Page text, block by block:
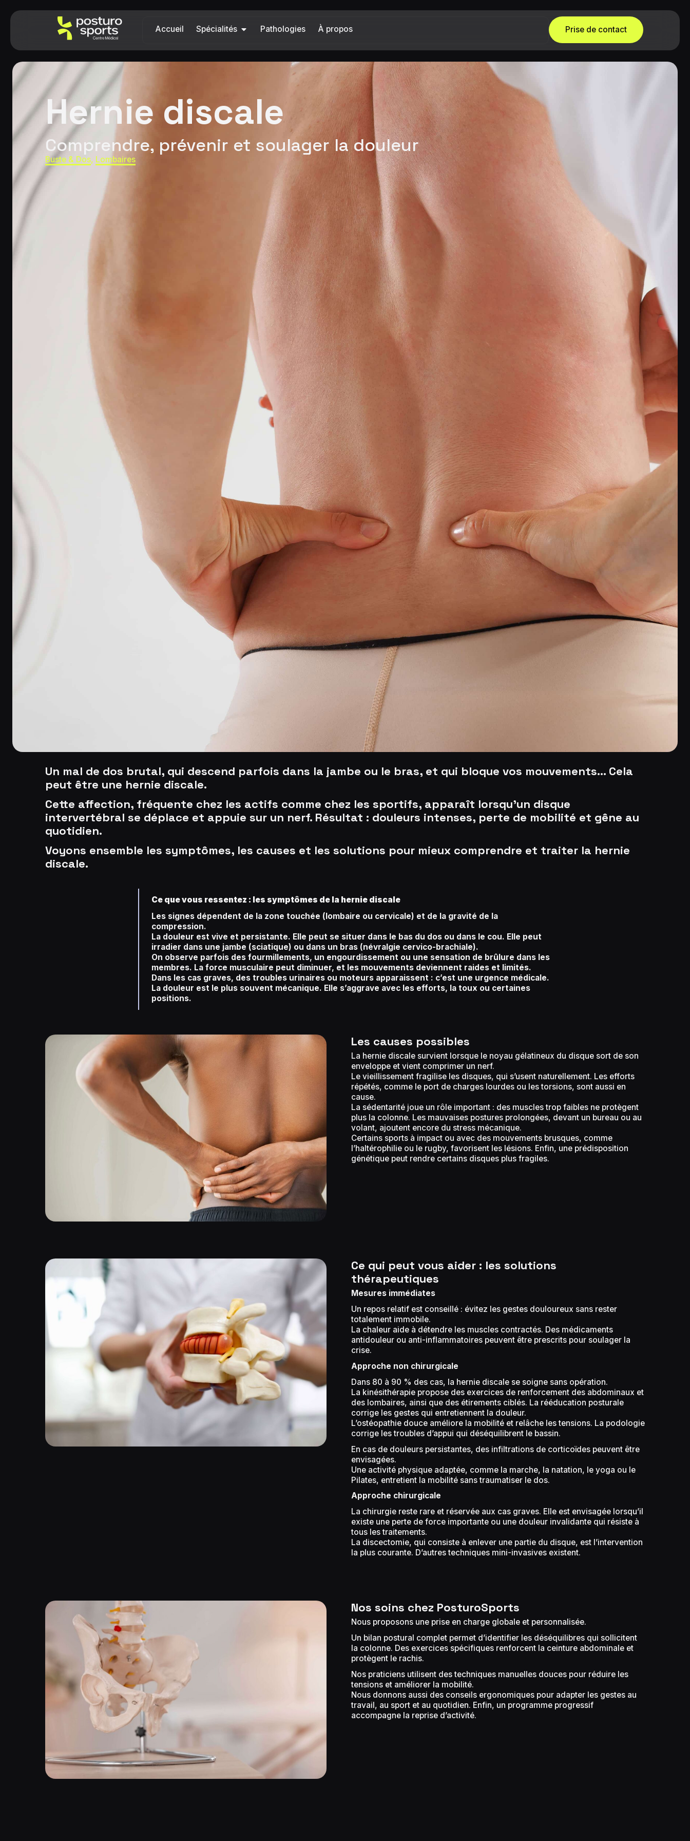
Accueil Spécialités Pathologies À propos Prise de contact
Hernie discale
Comprendre, prévenir et soulager la douleur
Buste & Dos, Lombaires
Un mal de dos brutal, qui descend parfois dans la jambe ou le bras, et qui bloque vos mouvements… Cela
peut être une hernie discale.
Cette affection, fréquente chez les actifs comme chez les sportifs, apparaît lorsqu’un disque
intervertébral se déplace et appuie sur un nerf. Résultat : douleurs intenses, perte de mobilité et gêne au
quotidien.
Voyons ensemble les symptômes, les causes et les solutions pour mieux comprendre et traiter la hernie
discale.
Ce que vous ressentez : les symptômes de la hernie discale
Les signes dépendent de la zone touchée (lombaire ou cervicale) et de la gravité de la
compression.
La douleur est vive et persistante. Elle peut se situer dans le bas du dos ou dans le cou. Elle peut
irradier dans une jambe (sciatique) ou dans un bras (névralgie cervico-brachiale).
On observe parfois des fourmillements, un engourdissement ou une sensation de brûlure dans les
membres. La force musculaire peut diminuer, et les mouvements deviennent raides et limités.
Dans les cas graves, des troubles urinaires ou moteurs apparaissent : c’est une urgence médicale.
La douleur est le plus souvent mécanique. Elle s’aggrave avec les efforts, la toux ou certaines
positions.
Les causes possibles
La hernie discale survient lorsque le noyau gélatineux du disque sort de son
enveloppe et vient comprimer un nerf.
Le vieillissement fragilise les disques, qui s’usent naturellement. Les efforts
répétés, comme le port de charges lourdes ou les torsions, sont aussi en
cause.
La sédentarité joue un rôle important : des muscles trop faibles ne protègent
plus la colonne. Les mauvaises postures prolongées, devant un bureau ou au
volant, ajoutent encore du stress mécanique.
Certains sports à impact ou avec des mouvements brusques, comme
l’haltérophilie ou le rugby, favorisent les lésions. Enfin, une prédisposition
génétique peut rendre certains disques plus fragiles.
Ce qui peut vous aider : les solutions
thérapeutiques
Mesures immédiates
Un repos relatif est conseillé : évitez les gestes douloureux sans rester
totalement immobile.
La chaleur aide à détendre les muscles contractés. Des médicaments
antidouleur ou anti-inflammatoires peuvent être prescrits pour soulager la
crise.
Approche non chirurgicale
Dans 80 à 90 % des cas, la hernie discale se soigne sans opération.
La kinésithérapie propose des exercices de renforcement des abdominaux et
des lombaires, ainsi que des étirements ciblés. La rééducation posturale
corrige les gestes qui entretiennent la douleur.
L’ostéopathie douce améliore la mobilité et relâche les tensions. La podologie
corrige les troubles d’appui qui déséquilibrent le bassin.
En cas de douleurs persistantes, des infiltrations de corticoïdes peuvent être
envisagées.
Une activité physique adaptée, comme la marche, la natation, le yoga ou le
Pilates, entretient la mobilité sans traumatiser le dos.
Approche chirurgicale
La chirurgie reste rare et réservée aux cas graves. Elle est envisagée lorsqu’il
existe une perte de force importante ou une douleur invalidante qui résiste à
tous les traitements.
La discectomie, qui consiste à enlever une partie du disque, est l’intervention
la plus courante. D’autres techniques mini-invasives existent.
Nos soins chez PosturoSports
Nous proposons une prise en charge globale et personnalisée.
Un bilan postural complet permet d’identifier les déséquilibres qui sollicitent
la colonne. Des exercices spécifiques renforcent la ceinture abdominale et
protègent le rachis.
Nos praticiens utilisent des techniques manuelles douces pour réduire les
tensions et améliorer la mobilité.
Nous donnons aussi des conseils ergonomiques pour adapter les gestes au
travail, au sport et au quotidien. Enfin, un programme progressif
accompagne la reprise d’activité.